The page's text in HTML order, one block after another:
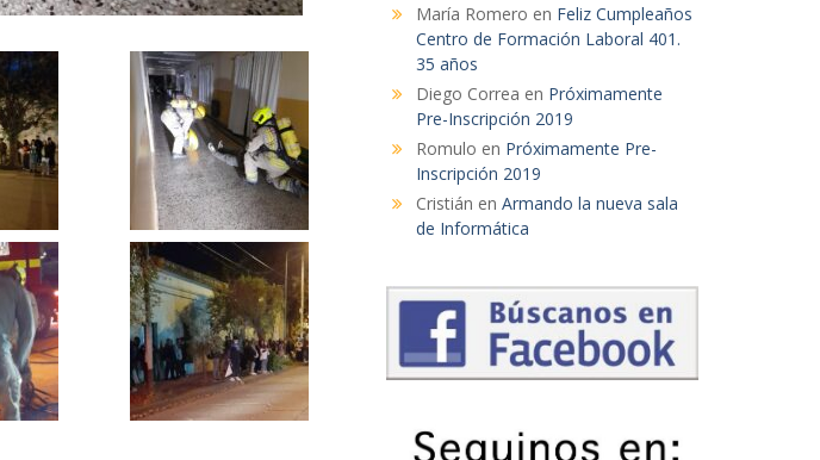
María Romero en Feliz Cumpleaños
Centro de Formación Laboral 401.
35 años
Diego Correa en Próximamente
Pre-Inscripción 2019
Romulo en Próximamente Pre-
Inscripción 2019
Cristián en Armando la nueva sala
de Informática